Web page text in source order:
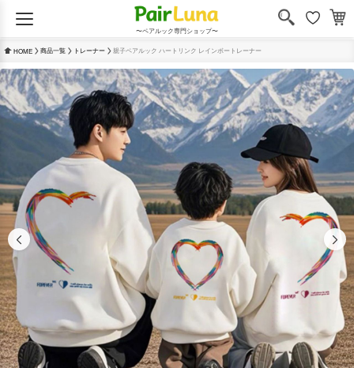
〜ペアルック専門ショップ〜
HOME 商品一覧 トレーナー 親子ペアルック ハートリンク レインボートレーナー